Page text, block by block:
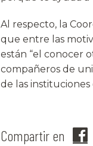
Al respecto, la
que entre las
están “el conocer
compañeros de
de las instituciones
Compartir en